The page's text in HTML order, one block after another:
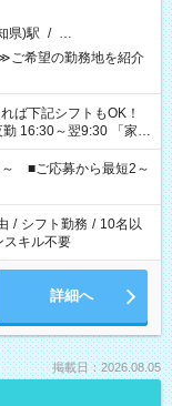
県)駅 / …
ご希望の勤務地を紹介
～翌9:30 「家族
飯の準備がしたい」
希望を教えてください
週40時間を超える場
～ ■ご応募から最短2～
/ シフト勤務 / 10名以
スキル不要
詳細へ
掲載日：2026.08.05